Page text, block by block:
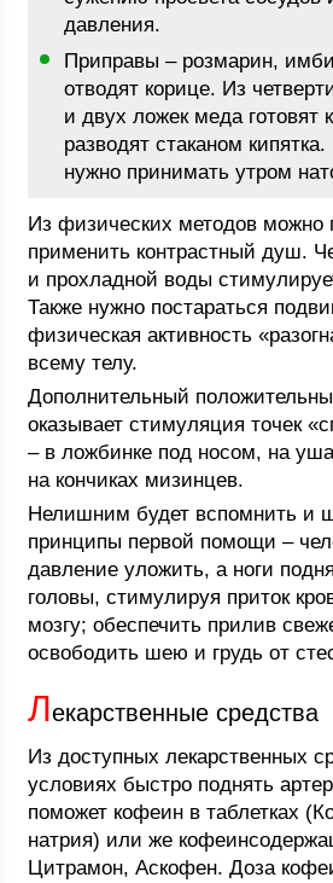
давления.
Приправы – розмарин,
отводят корице. Из
и двух ложек меда готовят
разводят стаканом
нужно принимать утром
Из физических методов можно
применить контрастный душ.
и прохладной воды
Также нужно постараться
физическая активность
всему телу.
Дополнительный
оказывает стимуляция точек
– в ложбинке под носом, на
на кончиках мизинцев.
Нелишним будет вспомнить и
принципы первой помощи –
давление уложить, а ноги
головы, стимулируя приток
мозгу; обеспечить прилив
освободить шею и грудь от
Лекарственные средства
Из доступных лекарственных
условиях быстро поднять
поможет кофеин в таблетках
натрия) или же
Цитрамон, Аскофен. Доза